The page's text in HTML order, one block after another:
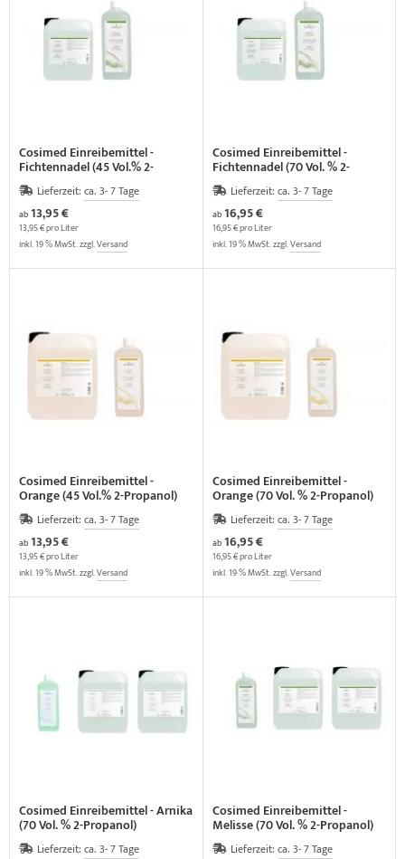
Cosimed Einreibemittel -
Fichtennadel (45 Vol.% 2-
Propanol)
Lieferzeit: ca. 3- 7 Tage
ab13,95 €
13,95 € pro Liter
inkl. 19 % MwSt. zzgl.Versand
Cosimed Einreibemittel -
Fichtennadel (70 Vol. % 2-
Propanol)
Lieferzeit: ca. 3- 7 Tage
ab16,95 €
16,95 € pro Liter
inkl. 19 % MwSt. zzgl.Versand
Cosimed Einreibemittel -
Orange (45 Vol.% 2-Propanol)
Lieferzeit: ca. 3- 7 Tage
ab13,95 €
13,95 € pro Liter
inkl. 19 % MwSt. zzgl.Versand
Cosimed Einreibemittel -
Orange (70 Vol. % 2-Propanol)
Lieferzeit: ca. 3- 7 Tage
ab16,95 €
16,95 € pro Liter
inkl. 19 % MwSt. zzgl.Versand
Cosimed Einreibemittel - Arnika
(70 Vol. % 2-Propanol)
Lieferzeit: ca. 3- 7 Tage
Cosimed Einreibemittel -
Melisse (70 Vol. % 2-Propanol)
Lieferzeit: ca. 3- 7 Tage
& Schädel
Gel
Posturmed & Proprio-Swing
Hedge Hock (NEU IM SORTIMENT)
Elasko (NEU IM SORTIMENT)
& Zubehör
Vertikalzug